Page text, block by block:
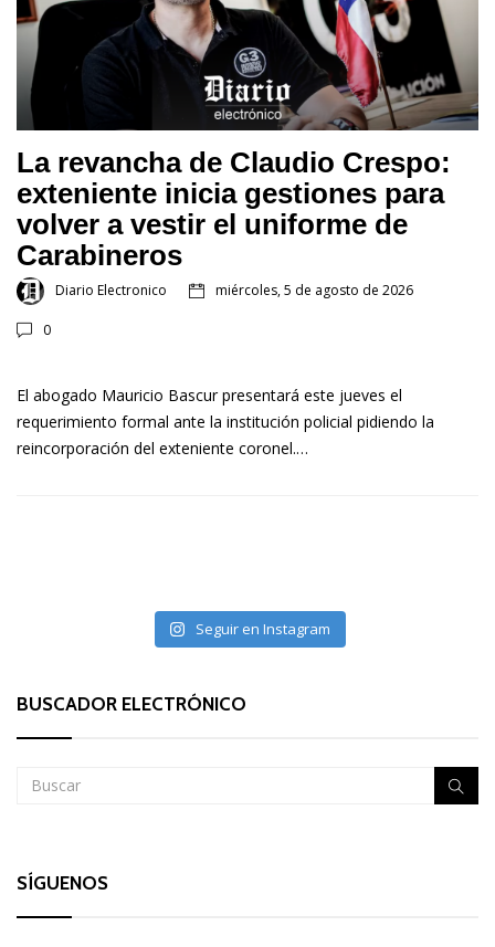
La revancha de Claudio Crespo:
exteniente inicia gestiones para
volver a vestir el uniforme de
Carabineros
Diario Electronico miércoles, 5 de agosto de 2026
0
El abogado Mauricio Bascur presentará este jueves el
requerimiento formal ante la institución policial pidiendo la
reincorporación del exteniente coronel.…
Seguir en Instagram
BUSCADOR ELECTRÓNICO
SÍGUENOS